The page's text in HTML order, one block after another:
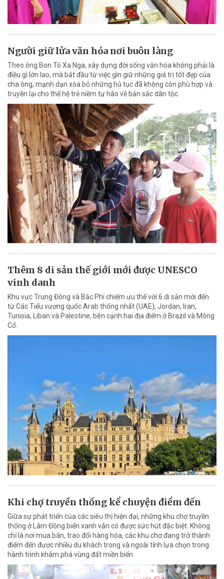
Người giữ lửa văn hóa nơi buôn làng
Theo ông Bon Tô Xa Nga, xây dựng đời sống văn hóa không phải là
điều gì lớn lao, mà bắt đầu từ việc gìn giữ những giá trị tốt đẹp của
cha ông, mạnh dạn xóa bỏ những hủ tục đã không còn phù hợp và
truyền lại cho thế hệ trẻ niềm tự hào về bản sắc dân tộc.
Thêm 8 di sản thế giới mới được UNESCO
vinh danh
Khu vực Trung Đông và Bắc Phi chiếm ưu thế với 6 di sản mới đến
từ Các Tiểu vương quốc Arab thống nhất (UAE), Jordan, Iran,
Tunisia, Liban và Palestine, bên cạnh hai địa điểm ở Brazil và Mông
Cổ.
Khi chợ truyền thống kể chuyện điểm đến
Giữa sự phát triển của các siêu thị hiện đại, những khu chợ truyền
thống ở Lâm Đồng biển xanh vẫn có được sức hút đặc biệt. Không
chỉ là nơi mua bán, trao đổi hàng hóa, các khu chợ đang trở thành
điểm đến được nhiều du khách trong và ngoài tỉnh lựa chọn trong
hành trình khám phá vùng đất miền biển.